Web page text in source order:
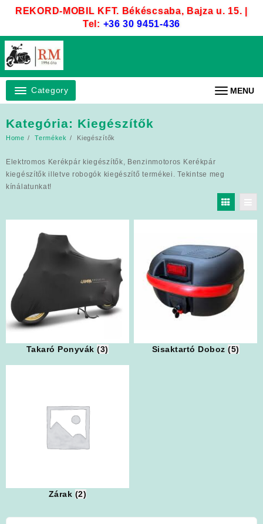
REKORD-MOBIL KFT. Békéscsaba, Bajza u. 15. |
Tel: +36 30 9451-436
Category MENU
Kategória: Kiegészítők
Home Termékek Kiegészítők
Elektromos Kerékpár kiegészítők, Benzinmotoros Kerékpár
kiegészítők illetve robogók kiegészítő termékei. Tekintse meg
kínálatunkat!
Takaró Ponyvák(3) Sisaktartó Doboz(5)
Zárak (2)